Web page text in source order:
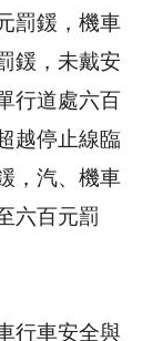
罰鍰，機車
鍰，未戴安
行道處六百
越停止線臨
，汽、機車
六百元罰
行車安全與